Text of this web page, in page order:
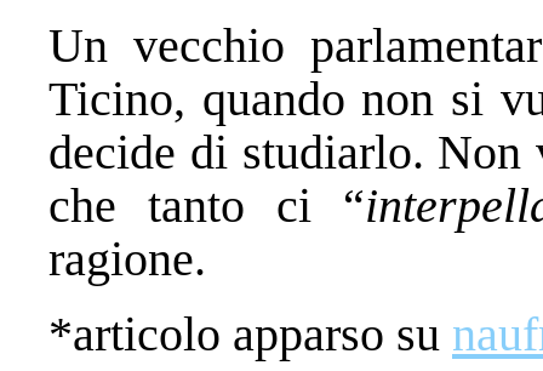
Un vecchio
Ticino, quando non si
decide di studiarlo. Non
che tanto ci “
ragione.
*articolo apparso su